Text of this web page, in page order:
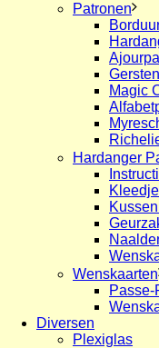
Patronen
Magic
Hardanger
Wenskaarten
Passe-
Diversen
Plexiglas